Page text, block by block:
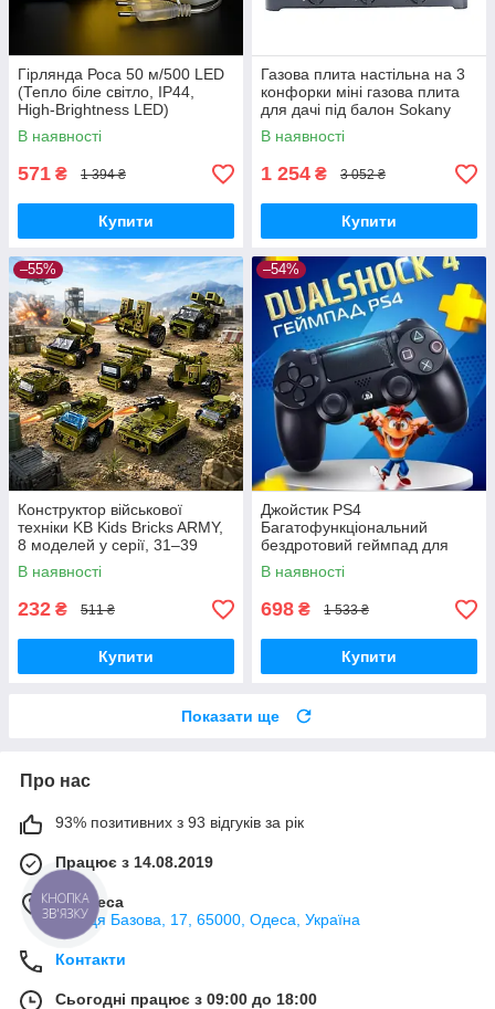
Гірлянда Роса 50 м/500 LED
(Тепло біле світло, IP44,
High-Brightness LED)
В наявності
571 ₴ 1 394 ₴
Купити
Газова плита настільна на 3
конфорки міні газова плита
для дачі під балон Sokany
В наявності
1 254 ₴ 3 052 ₴
Купити
–55%
Конструктор військової
техніки KB Kids Bricks ARMY,
8 моделей у серії, 31–39
деталей, 6+
В наявності
232 ₴ 511 ₴
Купити
–54%
Джойстик PS4
Багатофункціональний
бездротовий геймпад для
Bluetooth-консолі з подвійною
вібрацією DualShock 4 V3.5
PlayStation 4,
В наявності
698 ₴ 1 533 ₴
Купити
Показати ще
Про нас
93% позитивних з 93 відгуків за рік
Працює з 14.08.2019
м. Одеса
вулиця Базова, 17, 65000, Одеса, Україна
Контакти
Сьогодні працює з 09:00 до 18:00
КНОПКА
ЗВ'ЯЗКУ